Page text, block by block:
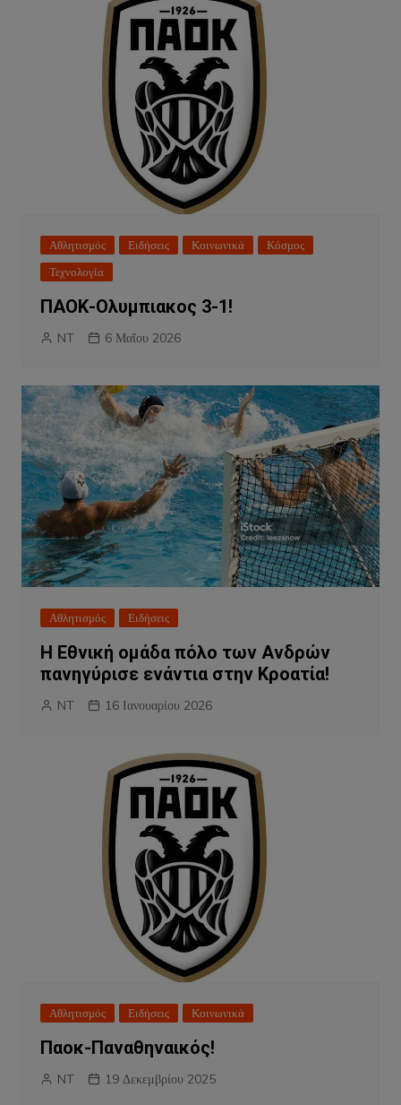
Αθλητισμός Ειδήσεις Κοινωνικά
Κόσμος
Τεχνολογία
ΠΑΟΚ-Ολυμπιακος 3-1!
NT 6 Μαΐου 2026
Αθλητισμός Ειδήσεις
Η Εθνική ομάδα πόλο των Ανδρών
πανηγύρισε ενάντια στην Κροατία!
NT 16 Ιανουαρίου 2026
Αθλητισμός Ειδήσεις Κοινωνικά
Παοκ-Παναθηναικός!
NT 19 Δεκεμβρίου 2025